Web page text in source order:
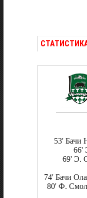
53' Бачи
66'
69' Э.
74' Бачи
80' Ф.